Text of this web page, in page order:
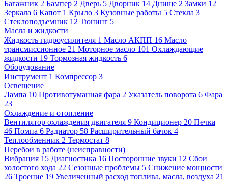
Багажник 2 Бампер 2 Дверь 5 Дворник 14 Днище 2 Замки 12
Зеркала 6 Капот 1 Крыло 3 Кузовные работы 5 Стекла 3
Стеклоподъемник 12 Тюнинг 5
Масла и жидкости
Жидкость гидроусилителя 1 Масло АКПП 16 Масло
трансмиссионное 21 Моторное масло 101 Охлаждающие
жидкости 19 Тормозная жидкость 6
Оборудование
Инструмент 1 Компрессор 3
Освещение
Лампа 10 Противотуманная фара 2 Указатель поворота 6 Фара
23
Охлаждение и отопление
Вентилятор охлаждения двигателя 9 Кондиционер 20 Печка
46 Помпа 6 Радиатор 58 Расширительный бачок 4
Теплообменник 2 Термостат 8
Перебои в работе (неисправности)
Вибрация 15 Диагностика 16 Посторонние звуки 12 Сбои
холостого хода 22 Сезонные проблемы 5 Снижение мощности
26 Троение 19 Увеличенный расход топлива, масла, воздуха 21